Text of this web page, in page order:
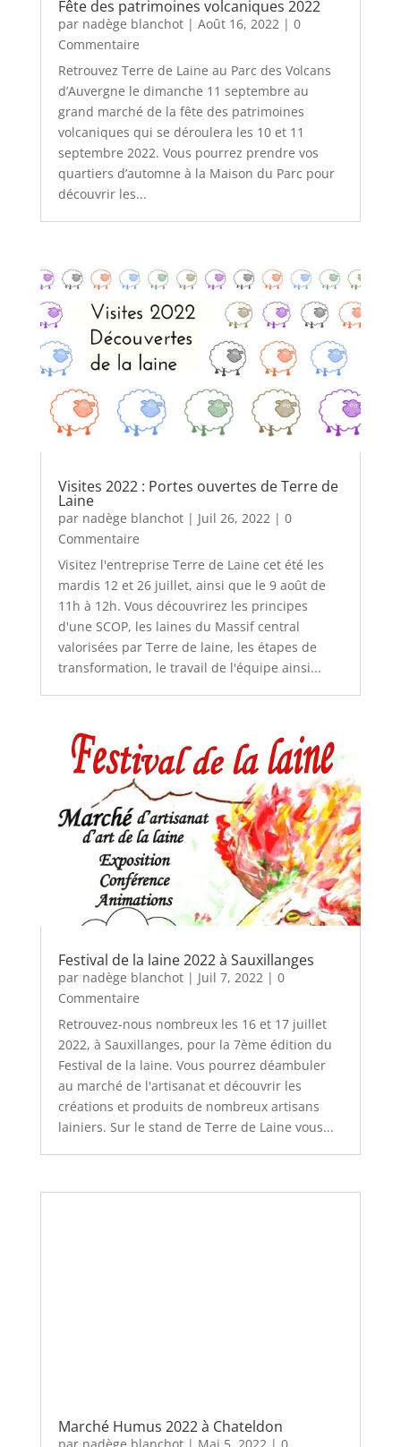
Fête des patrimoines volcaniques 2022
par nadège blanchot| Août 16, 2022| 0
Commentaire
Retrouvez Terre de Laine au Parc des Volcans
d’Auvergne le dimanche 11 septembre au
grand marché de la fête des patrimoines
volcaniques qui se déroulera les 10 et 11
septembre 2022. Vous pourrez prendre vos
quartiers d’automne à la Maison du Parc pour
découvrir les...
Visites 2022 : Portes ouvertes de Terre de
Laine
par nadège blanchot| Juil 26, 2022 | 0
Commentaire
Visitez l'entreprise Terre de Laine cet été les
mardis 12 et 26 juillet, ainsi que le 9 août de
11h à 12h. Vous découvrirez les principes
d'une SCOP, les laines du Massif central
valorisées par Terre de laine, les étapes de
transformation, le travail de l'équipe ainsi...
Festival de la laine 2022 à Sauxillanges
par nadège blanchot| Juil 7, 2022 | 0
Commentaire
Retrouvez-nous nombreux les 16 et 17 juillet
2022, à Sauxillanges, pour la 7ème édition du
Festival de la laine. Vous pourrez déambuler
au marché de l'artisanat et découvrir les
créations et produits de nombreux artisans
lainiers. Sur le stand de Terre de Laine vous...
Marché Humus 2022 à Chateldon
par nadège blanchot|Mai 5, 2022| 0